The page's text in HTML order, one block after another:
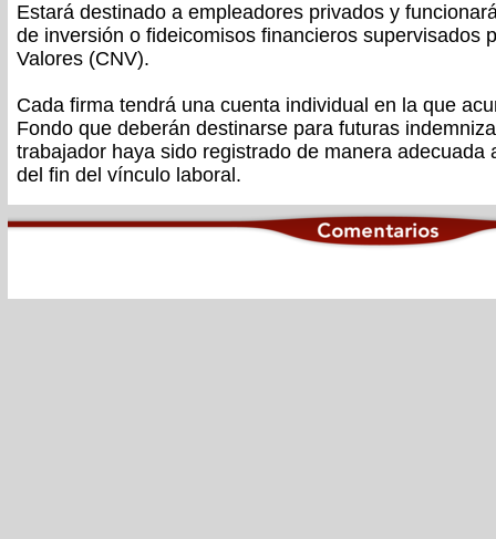
Estará destinado a empleadores privados y
de inversión o fideicomisos financieros supervisados
Valores (CNV).
Cada firma tendrá una cuenta individual en la que
Fondo que deberán destinarse para futuras
trabajador haya sido registrado de manera adecuada
del fin del vínculo laboral.